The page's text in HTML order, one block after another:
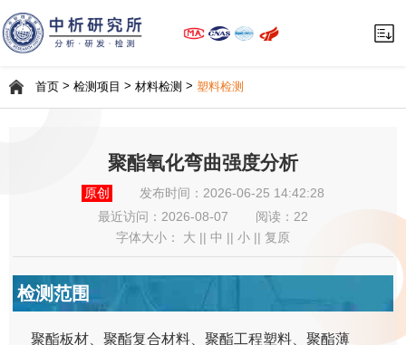
首页> 检测项目 > 材料检测 > 塑料检测
聚酯氧化弯曲强度分析
原创
发布时间：2026-06-25 14:42:28
最近访问：2026-08-07
阅读：22
字体大小： 大 中 小 复原
检测范围
聚酯板材、聚酯复合材料、聚酯工程塑料、聚酯薄